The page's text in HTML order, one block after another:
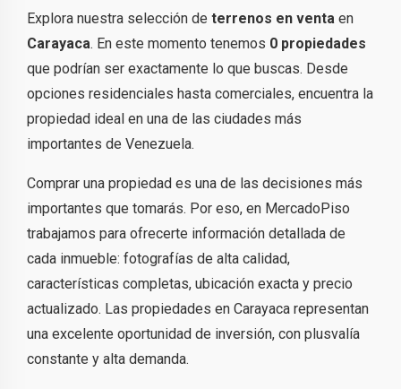
Explora nuestra selección de terrenos en venta en
Carayaca. En este momento tenemos 0 propiedades
que podrían ser exactamente lo que buscas. Desde
opciones residenciales hasta comerciales, encuentra la
propiedad ideal en una de las ciudades más
importantes de Venezuela.
Comprar una propiedad es una de las decisiones más
importantes que tomarás. Por eso, en MercadoPiso
trabajamos para ofrecerte información detallada de
cada inmueble: fotografías de alta calidad,
características completas, ubicación exacta y precio
actualizado. Las propiedades en Carayaca representan
una excelente oportunidad de inversión, con plusvalía
constante y alta demanda.